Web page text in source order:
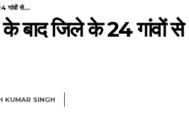
गांवों से...
बाद जिले के 24 गांवों
KUMAR SINGH